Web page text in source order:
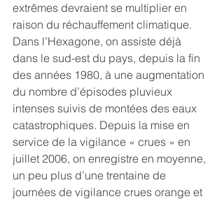
extrêmes devraient se multiplier en
raison du réchauffement climatique.
Dans l’Hexagone, on assiste déjà
dans le sud-est du pays, depuis la fin
des années 1980, à une augmentation
du nombre d’épisodes pluvieux
intenses suivis de montées des eaux
catastrophiques. Depuis la mise en
service de la vigilance « crues » en
juillet 2006, on enregistre en moyenne,
un peu plus d’une trentaine de
journées de vigilance crues orange et